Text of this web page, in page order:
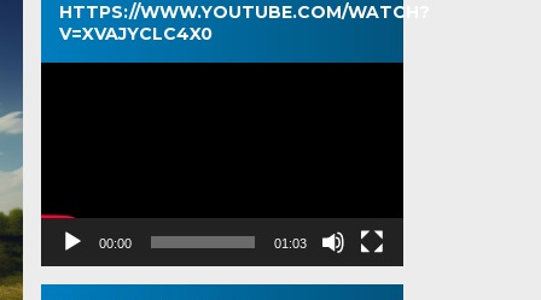
HTTPS://WWW.YOUTUBE.COM/WATCH?
V=XVAJYCLC4X0
Pemutar
00:00 01:03